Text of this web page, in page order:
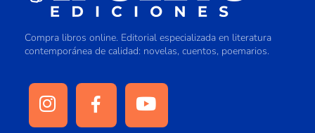
Compra libros online. Editorial especializada en literatura
contemporánea de calidad: novelas, cuentos, poemarios.